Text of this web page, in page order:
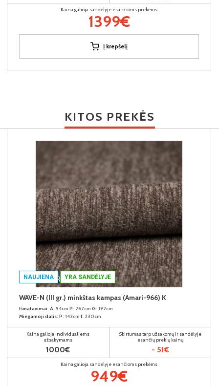
Kaina galioja sandėlyje esančioms prekėms
1399€
Į krepšelį
KITOS PREKĖS
NAUJIENA YRA SANDĖLYJE
WAVE-N (III gr.) minkštas kampas (Amari-966) K
Išmatavimai: A: 94cm P: 267cm G: 192cm
Miegamoji dalis: P: 143cm I: 230cm
Kaina galioja individualiems
užsakymams
1000€
Skirtumas tarp užsakomų ir sandėlyje
esančių prekių kainų
- 51€
Kaina galioja sandėlyje esančioms prekėms
949€